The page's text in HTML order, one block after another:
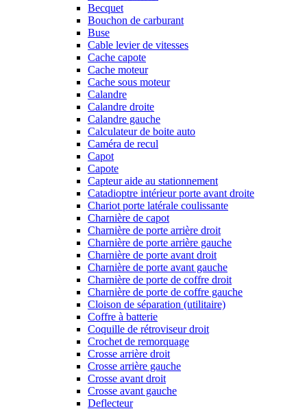
Becquet
Bouchon de carburant
Buse
Cable levier de vitesses
Cache capote
Cache moteur
Cache sous moteur
Calandre
Calandre droite
Calandre gauche
Calculateur de boite auto
Caméra de recul
Capot
Capote
Capteur aide au stationnement
Catadioptre intérieur porte avant droite
Chariot porte latérale coulissante
Charnière de capot
Charnière de porte arrière droit
Charnière de porte arrière gauche
Charnière de porte avant droit
Charnière de porte avant gauche
Charnière de porte de coffre droit
Charnière de porte de coffre gauche
Cloison de séparation (utilitaire)
Coffre à batterie
Coquille de rétroviseur droit
Crochet de remorquage
Crosse arrière droit
Crosse arrière gauche
Crosse avant droit
Crosse avant gauche
Deflecteur